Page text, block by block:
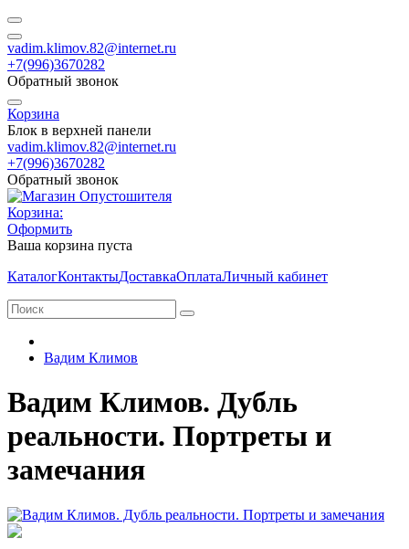
vadim.klimov.82@internet.ru
+7(996)3670282
Обратный звонок
Корзина
Блок в верхней панели
vadim.klimov.82@internet.ru
+7(996)3670282
Обратный звонок
Корзина:
Оформить
Ваша корзина пуста
КаталогКонтактыДоставкаОплатаЛичный кабинет
Вадим Климов
Вадим Климов. Дубль
реальности. Портреты и
замечания